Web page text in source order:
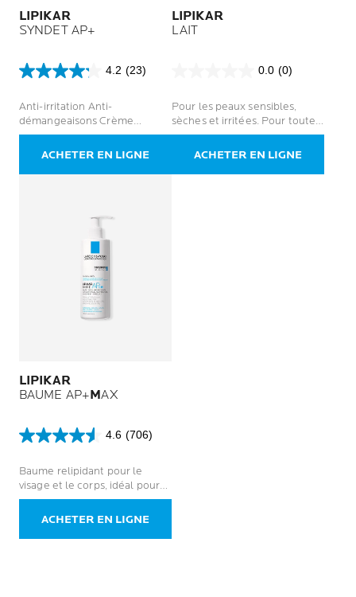
LIPIKAR
SYNDET AP+
4.2 (23)
4.2
5
étoiles.
23
Anti-irritation Anti-
démangeaisons Crème
lavante douce pour le corps
ACHETER EN LIGNE
LIPIKAR
LAIT
0.0 (0)
5
étoiles.
Pour les peaux sensibles,
sèches et irritées. Pour toute
la famille
ACHETER EN LIGNE
LIPIKAR
BAUME AP+MAX
4.6 (706)
4.6
5
étoiles.
706
Baume relipidant pour le
visage et le corps, idéal pour
les peaux sèches à tendance
atopique
ACHETER EN LIGNE